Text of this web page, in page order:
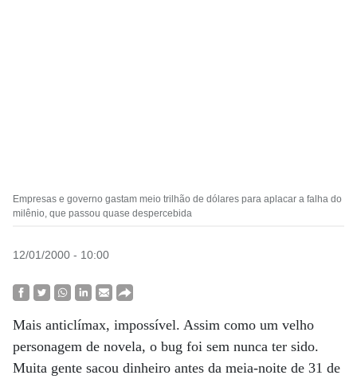
Empresas e governo gastam meio trilhão de dólares para aplacar a falha do
milênio, que passou quase despercebida
12/01/2000 - 10:00
Mais anticlímax, impossível. Assim como um velho
personagem de novela, o bug foi sem nunca ter sido.
Muita gente sacou dinheiro antes da meia-noite de 31 de